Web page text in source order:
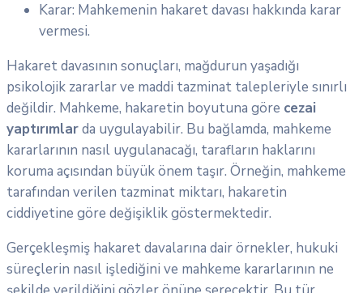
Karar: Mahkemenin hakaret davası hakkında karar
vermesi.
Hakaret davasının sonuçları, mağdurun yaşadığı
psikolojik zararlar ve maddi tazminat talepleriyle sınırlı
değildir. Mahkeme, hakaretin boyutuna göre cezai
yaptırımlarda uygulayabilir. Bu bağlamda, mahkeme
kararlarının nasıl uygulanacağı, tarafların haklarını
koruma açısından büyük önem taşır. Örneğin, mahkeme
tarafından verilen tazminat miktarı, hakaretin
ciddiyetine göre değişiklik göstermektedir.
Gerçekleşmiş hakaret davalarına dair örnekler, hukuki
süreçlerin nasıl işlediğini ve mahkeme kararlarının ne